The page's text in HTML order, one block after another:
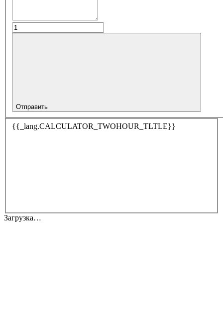
Отправить
{{_lang.CALCULATOR_TWOHOUR_TLTLE}}
Загрузка…